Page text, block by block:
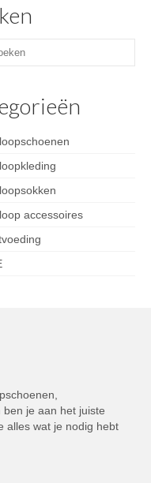
accessoires
je aan het juiste
alles wat je nodig hebt